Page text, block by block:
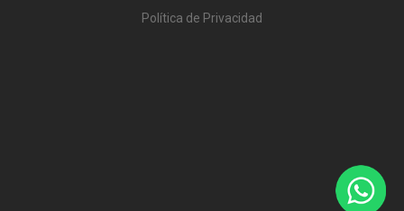
Política de Privacidad